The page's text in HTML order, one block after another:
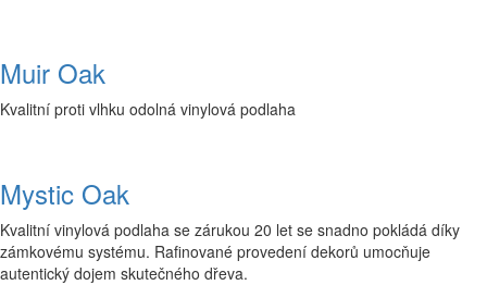
Muir Oak
Kvalitní proti vlhku odolná vinylová podlaha
Mystic Oak
Kvalitní vinylová podlaha se zárukou 20 let se snadno pokládá díky
zámkovému systému. Rafinované provedení dekorů umocňuje
autentický dojem skutečného dřeva.